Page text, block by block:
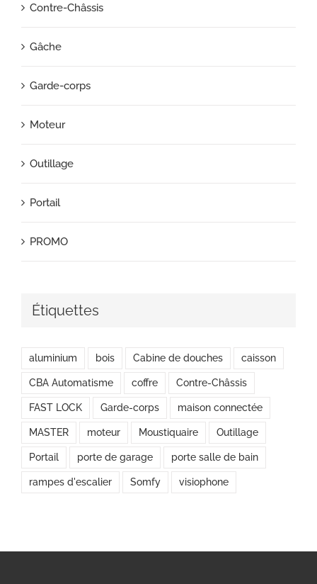
Contre-Châssis
Gâche
Garde-corps
Moteur
Outillage
Portail
PROMO
Étiquettes
aluminium bois Cabine de douches caisson
CBA Automatisme coffre Contre-Châssis
FAST LOCK Garde-corps maison connectée
MASTER moteur Moustiquaire Outillage
Portail porte de garage porte salle de bain
rampes d'escalier Somfy visiophone